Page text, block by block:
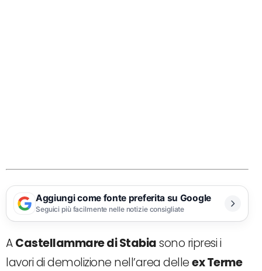
Aggiungi come fonte preferita su Google
Seguici più facilmente nelle notizie consigliate
ACastellammare di Stabiasono ripresi i
lavori di demolizione nell’area delleex Terme